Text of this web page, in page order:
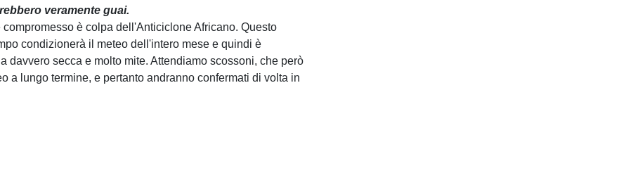
veramente guai.
è colpa dell'Anticiclone Africano. Questo
condizionerà il meteo dell'intero mese e quindi è
davvero secca e molto mite. Attendiamo scossoni, che però
a lungo termine, e pertanto andranno confermati di volta in